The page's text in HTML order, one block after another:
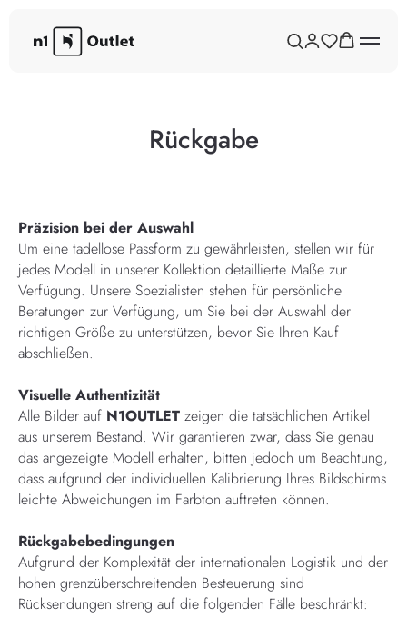
Rückgabe
Präzision bei der Auswahl
Um eine tadellose Passform zu gewährleisten, stellen wir für
jedes Modell in unserer Kollektion detaillierte Maße zur
Verfügung. Unsere Spezialisten stehen für persönliche
Beratungen zur Verfügung, um Sie bei der Auswahl der
richtigen Größe zu unterstützen, bevor Sie Ihren Kauf
abschließen.
Visuelle Authentizität
Alle Bilder auf N1OUTLET zeigen die tatsächlichen Artikel
aus unserem Bestand. Wir garantieren zwar, dass Sie genau
das angezeigte Modell erhalten, bitten jedoch um Beachtung,
dass aufgrund der individuellen Kalibrierung Ihres Bildschirms
leichte Abweichungen im Farbton auftreten können.
Rückgabebedingungen
Aufgrund der Komplexität der internationalen Logistik und der
hohen grenzüberschreitenden Besteuerung sind
Rücksendungen streng auf die folgenden Fälle beschränkt: